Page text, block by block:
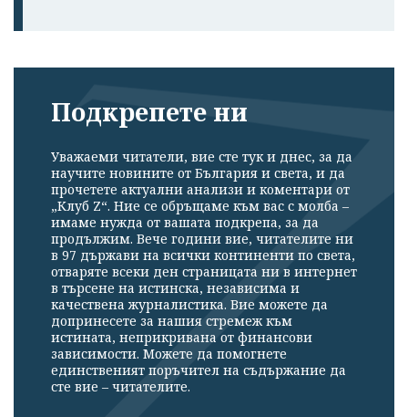
Подкрепете ни
Уважаеми читатели, вие сте тук и днес, за да
научите новините от България и света, и да
прочетете актуални анализи и коментари от
„Клуб Z“. Ние се обръщаме към вас с молба –
имаме нужда от вашата подкрепа, за да
продължим. Вече години вие, читателите ни
в 97 държави на всички континенти по света,
отваряте всеки ден страницата ни в интернет
в търсене на истинска, независима и
качествена журналистика. Вие можете да
допринесете за нашия стремеж към
истината, неприкривана от финансови
зависимости. Можете да помогнете
единственият поръчител на съдържание да
сте вие – читателите.